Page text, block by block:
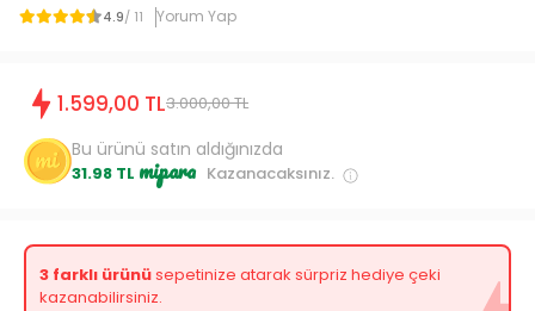
4.9/ 11 Yorum Yap
1.599,00 TL3.000,00 TL
Bu ürünü satın aldığınızda
31.98 TL mipara Kazanacaksınız.
3 farklı ürünüsepetinize atarak sürpriz hediye çeki
kazanabilirsiniz.